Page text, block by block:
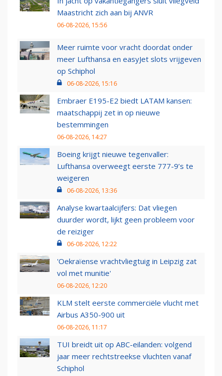
Maastricht zich aan bij ANVR
06-08-2026, 15:56
Meer ruimte voor vracht doordat onder
meer Lufthansa en easyJet slots vrijgeven
op Schiphol
06-08-2026, 15:16
Embraer E195-E2 biedt LATAM kansen:
maatschappij zet in op nieuwe
bestemmingen
06-08-2026, 14:27
Boeing krijgt nieuwe tegenvaller:
Lufthansa overweegt eerste 777-9’s te
weigeren
06-08-2026, 13:36
Analyse kwartaalcijfers: Dat vliegen
duurder wordt, lijkt geen probleem voor
de reiziger
06-08-2026, 12:22
'Oekraïense vrachtvliegtuig in Leipzig zat
vol met munitie'
06-08-2026, 12:20
KLM stelt eerste commerciële vlucht met
Airbus A350-900 uit
06-08-2026, 11:17
TUI breidt uit op ABC-eilanden: volgend
jaar meer rechtstreekse vluchten vanaf
Schiphol